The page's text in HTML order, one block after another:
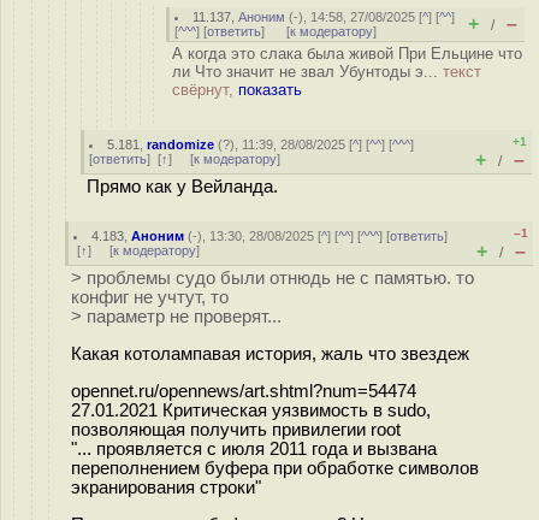
11.137 ,Аноним (-), 14:58, 27/08/2025 [^] [^^]
[^^^] [ответить] [к модератору] + / –
А когда это слака была живой При Ельцине что
ли Что значит не звал Убунтоды э... текст
свёрнут, показать
5.181 ,randomize (?), 11:39, 28/08/2025 [^] [^^] [^^^]
[ответить] [↑] [к модератору]
+1
+ / –
Прямо как у Вейланда.
4.183 ,Аноним (-), 13:30, 28/08/2025 [^] [^^] [^^^] [ответить]
[↑] [к модератору]
–1
+ / –
> проблемы судо были отнюдь не с памятью. то
конфиг не учтут, то
> параметр не проверят...
Какая котолампавая история, жаль что звездеж
opennet.ru/opennews/art.shtml?num=54474
27.01.2021 Критическая уязвимость в sudo,
позволяющая получить привилегии root
"... проявляется с июля 2011 года и вызвана
переполнением буфера при обработке символов
экранирования строки"